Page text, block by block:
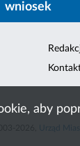
aby
wniosek
Urząd